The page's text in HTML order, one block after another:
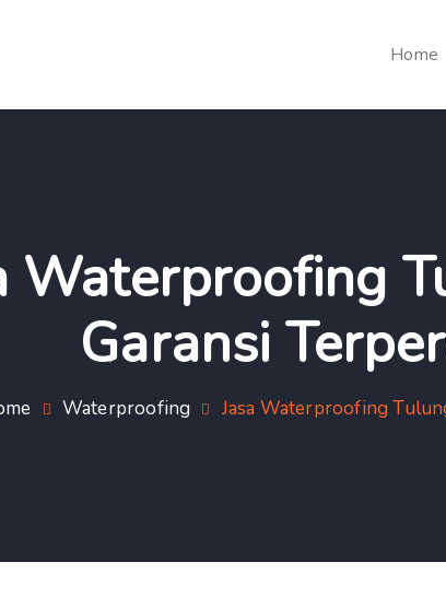
Home
Waterproofing
Garansi
Waterproofing Jasa Waterproofing